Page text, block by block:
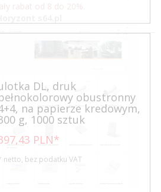
DL, druk
obustronny
na papierze kredowym,
g, 1000 sztuk
43 PLN*
netto, bez podatku VAT
rabat od 8 do 20%.